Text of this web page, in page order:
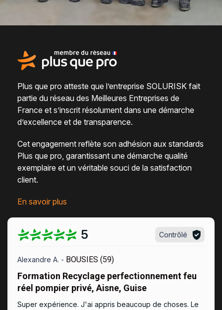
Plus que pro atteste que l’entreprise SOLURISK fait
partie du réseau des Meilleures Entreprises de
France et s’inscrit résolument dans une démarche
d’excellence et de transparence.
Cet engagement reflète son adhésion aux standards
Plus que pro, garantissant une démarche qualité
exemplaire et un véritable souci de la satisfaction
client.
En savoir plus
5 Contrôlé
Alexandre A. - BOUSIES (59)
Formation Recyclage perfectionnement feu
réel pompier privé, Aisne, Guise
Super expérience. J'ai appris beaucoup de choses. Le